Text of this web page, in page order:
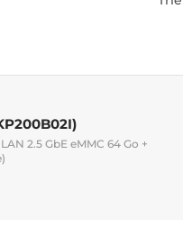
2.5 GbE eMMC 64 Go +